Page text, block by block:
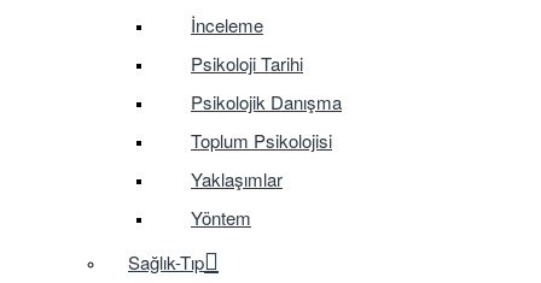
İnceleme
Psikoloji Tarihi
Psikolojik Danışma
Toplum Psikolojisi
Yaklaşımlar
Yöntem
Sağlık-Tıp